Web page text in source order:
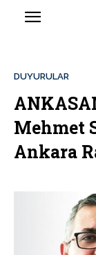
DUYURULAR
Mehmet
Ankara